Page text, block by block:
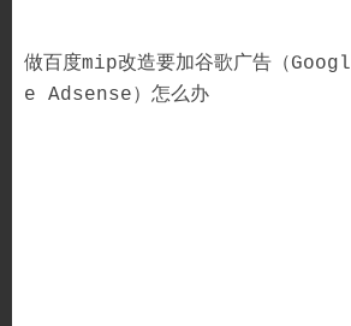
做百度mip改造要加谷歌广告（Googl
e Adsense）怎么办